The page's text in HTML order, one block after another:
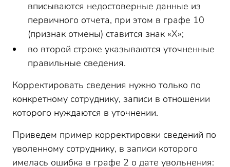
вписываются недостоверные данные из
первичного отчета, при этом в графе 10
(признак отмены) ставится знак «Х»;
во второй строке указываются уточненные
правильные сведения.
Корректировать сведения нужно только по
конкретному сотруднику, записи в отношении
которого нуждаются в уточнении.
Приведем пример корректировки сведений по
уволенному сотруднику, в записи которого
имелась ошибка в графе 2 о дате увольнения: